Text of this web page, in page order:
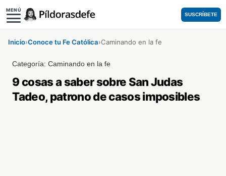
MENÚ
SUSCRÍBETE
Inicio›Conoce tu Fe Católica›Caminando en la fe
Categoría:Caminando en la fe
9 cosas a saber sobre San Judas
Tadeo, patrono de casos imposibles